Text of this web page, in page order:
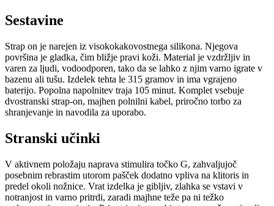
Sestavine
Strap on je narejen iz visokokakovostnega silikona. Njegova
površina je gladka, čim bližje pravi koži. Material je vzdržljiv in
varen za ljudi, vodoodporen, tako da se lahko z njim varno igrate v
bazenu ali tušu. Izdelek tehta le 315 gramov in ima vgrajeno
baterijo. Popolna napolnitev traja 105 minut. Komplet vsebuje
dvostranski strap-on, majhen polnilni kabel, priročno torbo za
shranjevanje in navodila za uporabo.
Stranski učinki
V aktivnem položaju naprava stimulira točko G, zahvaljujoč
posebnim rebrastim utorom pašček dodatno vpliva na klitoris in
predel okoli nožnice. Vrat izdelka je gibljiv, zlahka se vstavi v
notranjost in varno pritrdi, zaradi majhne teže pa ni težko